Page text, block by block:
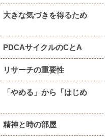
きな気づきを得るため
PDCAサイクルのCとA
リサーチの重要性
やめる」から「はじめ
精神と時の部屋